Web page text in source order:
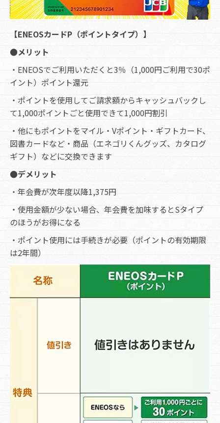
【ENEOSカードP（ポイントタイプ）】
●メリット
・ENEOSでご利用いただくと3％（1,000円ご利用で30ポ
イント）ポイント還元
・ポイントを使用してご請求額からキャッシュバックし
て1,000ポイントごと使用できて1,000円割引
・他にもポイントをマイル・Vポイント・ギフトカード、
図書カードなど・商品（エネゴリくんグッズ、カタログ
ギフト）などに交換できます
●デメリット
・年会費が次年度以降1,375円
・使用金額が少ない場合、年会費を加味するとSタイプ
のほうがお得になる
・ポイント使用には手続きが必要（ポイントの有効期限
は2年間）